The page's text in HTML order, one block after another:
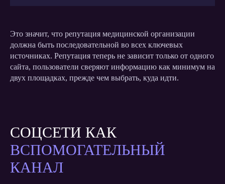
Это значит, что репутация медицинской организации
должна быть последовательной во всех ключевых
источниках. Репутация теперь не зависит только от одного
сайта, пользователи сверяют информацию как минимум на
двух площадках, прежде чем выбрать, куда идти.
СОЦСЕТИ КАК
ВСПОМОГАТЕЛЬНЫЙ
КАНАЛ